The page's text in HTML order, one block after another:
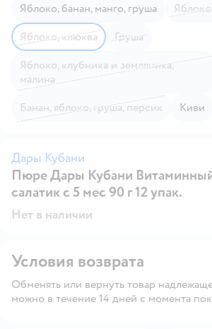
яблоко, банан, манго, груша
яблоко, клюква
груша
яблоко, клубника и земляника,
малина
банан, яблоко, груша, персик киви
Дары Кубани
Пюре Дары Кубани
салатик с 5 мес 90 г 12 упак.
Нет в наличии
Условия возврата
Обменять или вернуть товар
можно в течение 14 дней с момента